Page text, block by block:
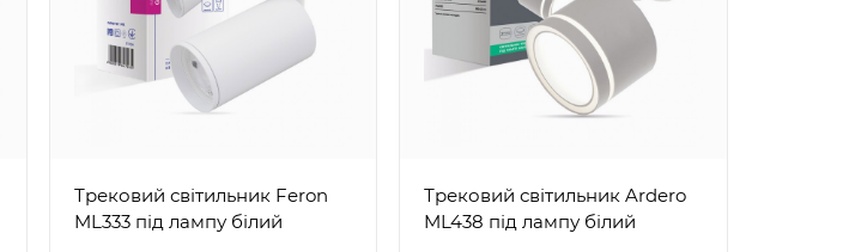
Трековий світильник Feron
ML333 під лампу білий
Трековий світильник Ardero
ML438 під лампу білий